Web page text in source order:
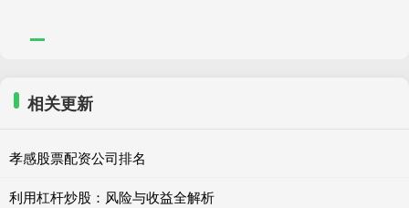
相关更新
孝感股票配资公司排名
利用杠杆炒股：风险与收益全解析